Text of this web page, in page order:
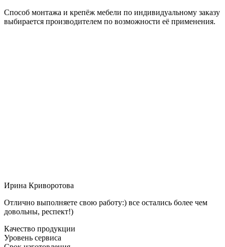
Способ монтажа и крепёж мебели по индивидуальному заказу
выбирается производителем по возможности её применения.
Ирина Криворотова
Отлично выполняете свою работу:) все остались более чем
довольны, респект!)
Качество продукции
Уровень сервиса